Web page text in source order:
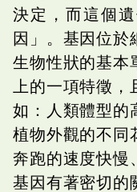
決定，而這個
因」。基因位於
生物性狀的基本
上的一項特徵
如：人類體型的
植物外觀的不同
奔跑的速度快慢
基因有著密切的